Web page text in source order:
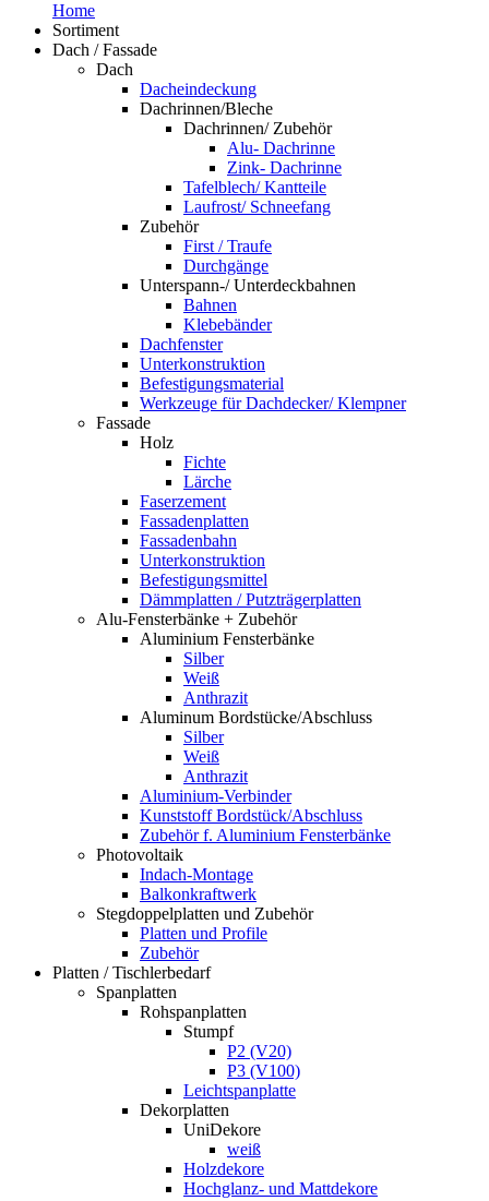
Home
Sortiment
Dach / Fassade
Dach
Dacheindeckung
Dachrinnen/Bleche
Dachrinnen/ Zubehör
Alu- Dachrinne
Zink- Dachrinne
Tafelblech/ Kantteile
Laufrost/ Schneefang
Zubehör
First / Traufe
Durchgänge
Unterspann-/ Unterdeckbahnen
Bahnen
Klebebänder
Dachfenster
Unterkonstruktion
Befestigungsmaterial
Werkzeuge für Dachdecker/ Klempner
Fassade
Holz
Fichte
Lärche
Faserzement
Fassadenplatten
Fassadenbahn
Unterkonstruktion
Befestigungsmittel
Dämmplatten / Putzträgerplatten
Alu-Fensterbänke + Zubehör
Aluminium Fensterbänke
Silber
Weiß
Anthrazit
Aluminum Bordstücke/Abschluss
Silber
Weiß
Anthrazit
Aluminium-Verbinder
Kunststoff Bordstück/Abschluss
Zubehör f. Aluminium Fensterbänke
Photovoltaik
Indach-Montage
Balkonkraftwerk
Stegdoppelplatten und Zubehör
Platten und Profile
Zubehör
Platten / Tischlerbedarf
Spanplatten
Rohspanplatten
Stumpf
P2 (V20)
P3 (V100)
Leichtspanplatte
Dekorplatten
UniDekore
weiß
Holzdekore
Hochglanz- und Mattdekore